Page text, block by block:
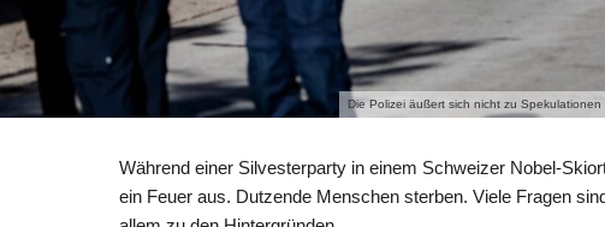
Die Polizei äußert sich nicht zu
Während einer Silvesterparty in einem Schweizer Nobel-
ein Feuer aus. Dutzende Menschen sterben. Viele Fragen